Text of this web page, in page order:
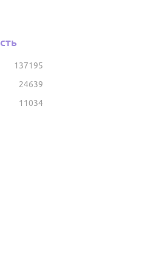
137195
24639
11034